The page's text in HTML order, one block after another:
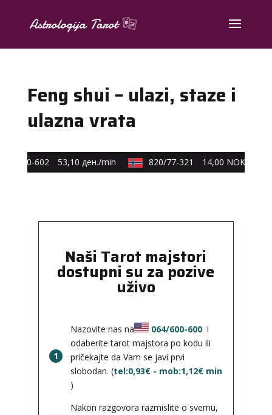
Feng shui – ulazi, staze i
ulazna vrata
40-602 53,10 ден./min 820/77-321 14,00 NOK/min
Naši Tarot majstori
dostupni su za pozive
uživo
1
Nazovite nas na 064/600-600 i
odaberite tarot majstora po kodu ili
pričekajte da Vam se javi prvi
slobodan. (tel:0,93€ - mob:1,12€ min
)
Nakon razgovora razmislite o svemu,